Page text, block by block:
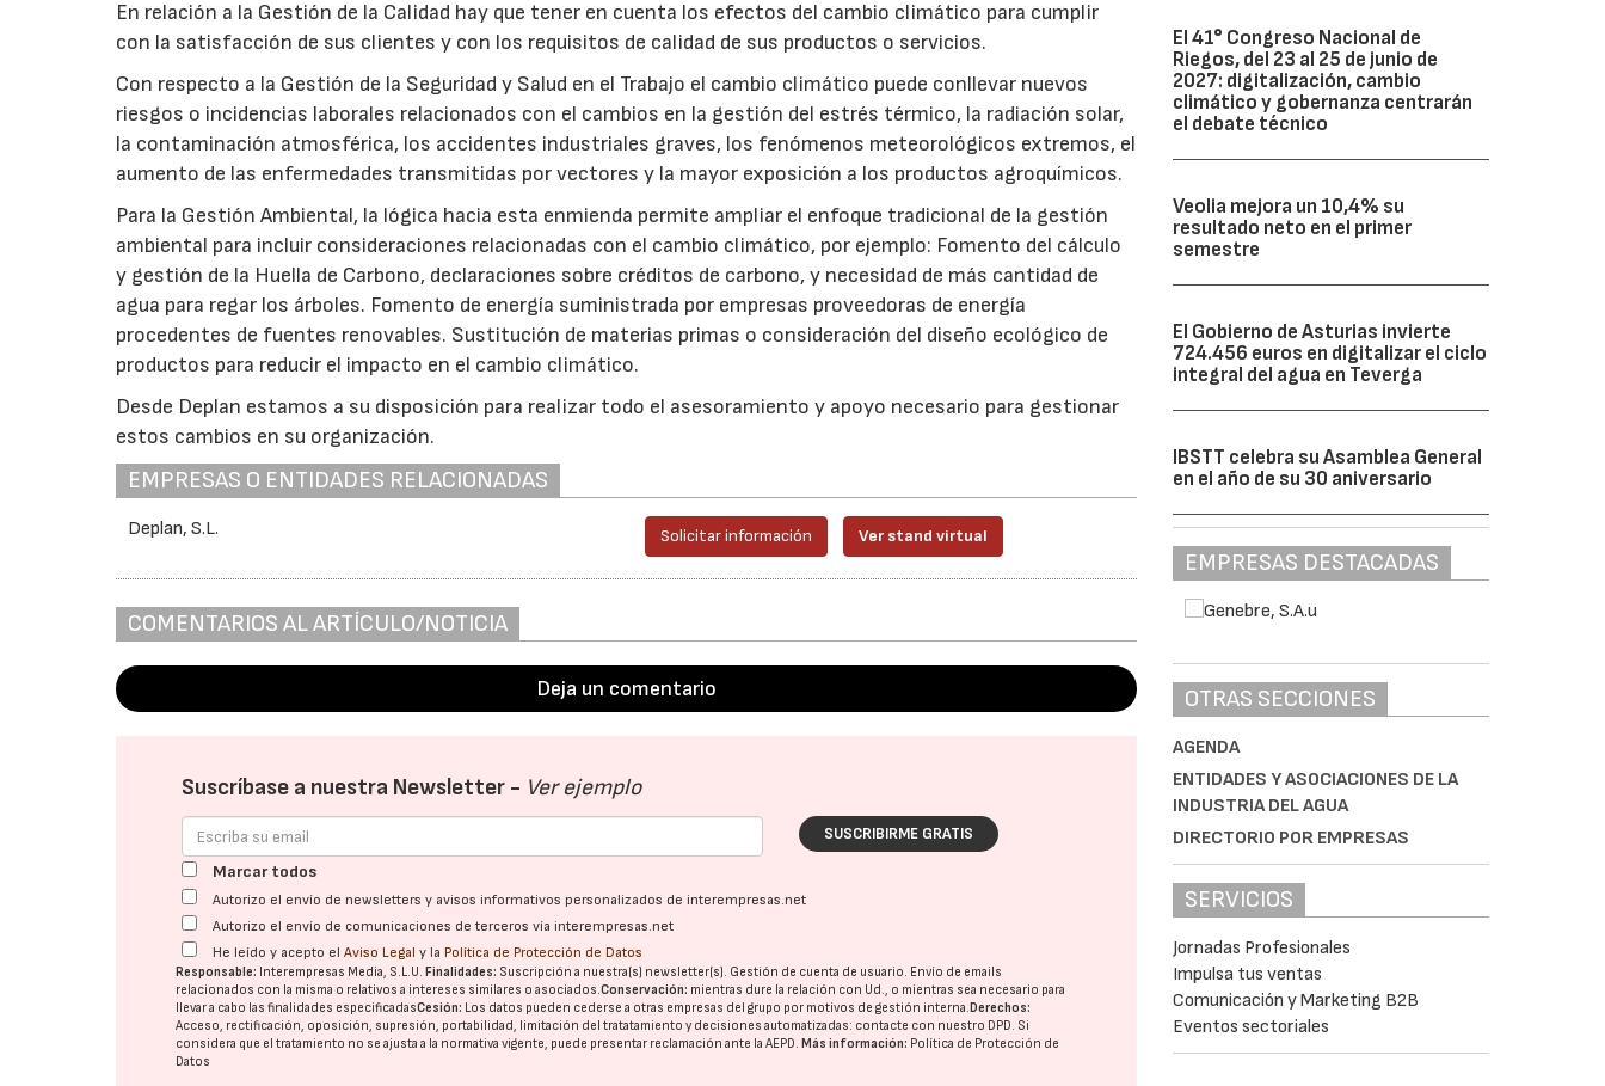
En relación a la Gestión de la Calidad hay que tener en cuenta los efectos del cambio climático para cumplir
con la satisfacción de sus clientes y con los requisitos de calidad de sus productos o servicios.
Con respecto a la Gestión de la Seguridad y Salud en el Trabajo el cambio climático puede conllevar nuevos
riesgos o incidencias laborales relacionados con el cambios en la gestión del estrés térmico, la radiación solar,
la contaminación atmosférica, los accidentes industriales graves, los fenómenos meteorológicos extremos, el
aumento de las enfermedades transmitidas por vectores y la mayor exposición a los productos agroquímicos.
Para la Gestión Ambiental, la lógica hacia esta enmienda permite ampliar el enfoque tradicional de la gestión
ambiental para incluir consideraciones relacionadas con el cambio climático, por ejemplo: Fomento del cálculo
y gestión de la Huella de Carbono, declaraciones sobre créditos de carbono, y necesidad de más cantidad de
agua para regar los árboles. Fomento de energía suministrada por empresas proveedoras de energía
procedentes de fuentes renovables. Sustitución de materias primas o consideración del diseño ecológico de
productos para reducir el impacto en el cambio climático.
Desde Deplan estamos a su disposición para realizar todo el asesoramiento y apoyo necesario para gestionar
estos cambios en su organización.
EMPRESAS O ENTIDADES RELACIONADAS
Deplan, S.L. Solicitar información Ver stand virtual
COMENTARIOS AL ARTÍCULO/NOTICIA
Deja un comentario
Suscríbase a nuestra Newsletter - Ver ejemplo
SUSCRIBIRME GRATIS
Marcar todos
Autorizo el envío de newsletters y avisos informativos personalizados de interempresas.net
Autorizo el envío de comunicaciones de terceros vía interempresas.net
He leído y acepto elAviso Legal y la Política de Protección de Datos
Responsable: Interempresas Media, S.L.U. Finalidades: Suscripción a nuestra(s) newsletter(s). Gestión de cuenta de usuario. Envío de emails
relacionados con la misma o relativos a intereses similares o asociados.Conservación: mientras dure la relación con Ud., o mientras sea necesario para
llevar a cabo las finalidades especificadasCesión: Los datos pueden cederse a otras empresas del grupo por motivos de gestión interna. Derechos:
Acceso, rectificación, oposición, supresión, portabilidad, limitación del tratatamiento y decisiones automatizadas: contacte con nuestro DPD. Si
considera que el tratamiento no se ajusta a la normativa vigente, puede presentar reclamación ante laAEPD. Más información: Política de Protección de
Datos
El 41° Congreso Nacional de
Riegos, del 23 al 25 de junio de
2027: digitalización, cambio
climático y gobernanza centrarán
el debate técnico
Veolia mejora un 10,4% su
resultado neto en el primer
semestre
El Gobierno de Asturias invierte
724.456 euros en digitalizar el ciclo
integral del agua en Teverga
IBSTT celebra su Asamblea General
en el año de su 30 aniversario
EMPRESAS DESTACADAS
OTRAS SECCIONES
AGENDA
ENTIDADES Y ASOCIACIONES DE LA
INDUSTRIA DEL AGUA
DIRECTORIO POR EMPRESAS
SERVICIOS
Jornadas Profesionales
Impulsa tus ventas
Comunicación y Marketing B2B
Eventos sectoriales